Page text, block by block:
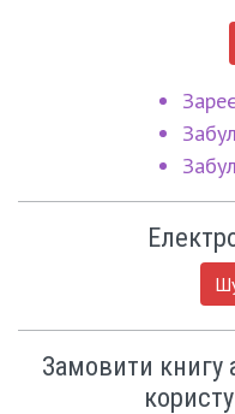
Замовити книгу